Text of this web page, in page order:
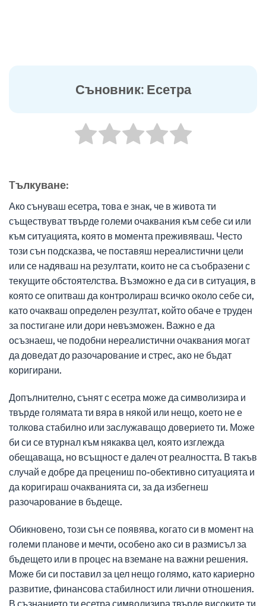
Съновник: Есетра
Tълкуване:
Ако сънуваш есетра, това е знак, че в живота ти
съществуват твърде големи очаквания към себе си или
към ситуацията, която в момента преживяваш. Често
този сън подсказва, че поставяш нереалистични цели
или се надяваш на резултати, които не са съобразени с
текущите обстоятелства. Възможно е да си в ситуация, в
която се опитваш да контролираш всичко около себе си,
като очакваш определен резултат, който обаче е труден
за постигане или дори невъзможен. Важно е да
осъзнаеш, че подобни нереалистични очаквания могат
да доведат до разочарование и стрес, ако не бъдат
коригирани.
Допълнително, сънят с есетра може да символизира и
твърде голямата ти вяра в някой или нещо, което не е
толкова стабилно или заслужаващо доверието ти. Може
би си се втурнал към някаква цел, която изглежда
обещаваща, но всъщност е далеч от реалността. В такъв
случай е добре да прецениш по-обективно ситуацията и
да коригираш очакванията си, за да избегнеш
разочарование в бъдеще.
Обикновено, този сън се появява, когато си в момент на
големи планове и мечти, особено ако си в размисъл за
бъдещето или в процес на вземане на важни решения.
Може би си поставил за цел нещо голямо, като кариерно
развитие, финансова стабилност или лични отношения.
В съзнанието ти есетра символизира твърде високите ти